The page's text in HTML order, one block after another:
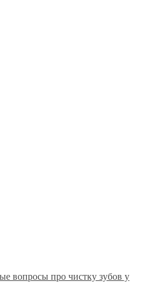
вопросы про чистку зубов у